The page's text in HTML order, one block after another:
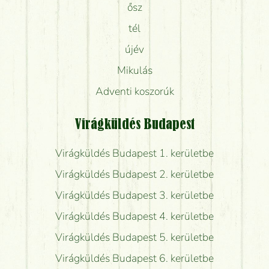
ősz
tél
újév
Mikulás
Adventi koszorúk
Virágküldés Budapest
Virágküldés Budapest 1. kerületbe
Virágküldés Budapest 2. kerületbe
Virágküldés Budapest 3. kerületbe
Virágküldés Budapest 4. kerületbe
Virágküldés Budapest 5. kerületbe
Virágküldés Budapest 6. kerületbe